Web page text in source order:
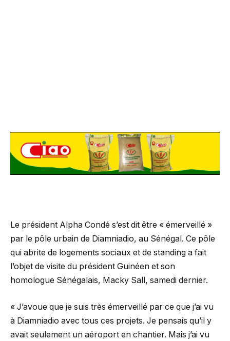
Le président Alpha Condé s’est dit être « émerveillé »
par le pôle urbain de Diamniadio, au Sénégal. Ce pôle
qui abrite de logements sociaux et de standing a fait
l’objet de visite du président Guinéen et son
homologue Sénégalais, Macky Sall, samedi dernier.
« J’avoue que je suis très émerveillé par ce que j’ai vu
à Diamniadio avec tous ces projets. Je pensais qu’il y
avait seulement un aéroport en chantier. Mais j’ai vu